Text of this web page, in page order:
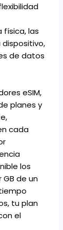
física, las
de datos
eSIM,
planes y
cada
los
de un
tu plan
el